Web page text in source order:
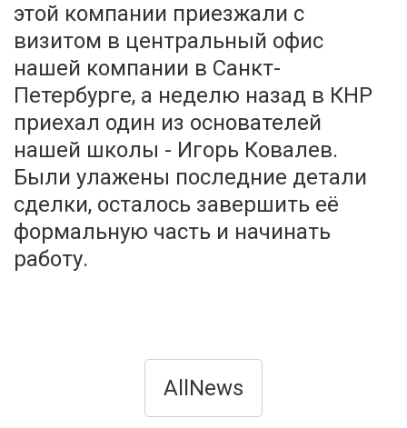
этой компании приезжали с
визитом в центральный офис
нашей компании в Санкт-
Петербурге, а неделю назад в КНР
приехал один из основателей
нашей школы - Игорь Ковалев.
Были улажены последние детали
сделки, осталось завершить её
формальную часть и начинать
работу.
AllNews